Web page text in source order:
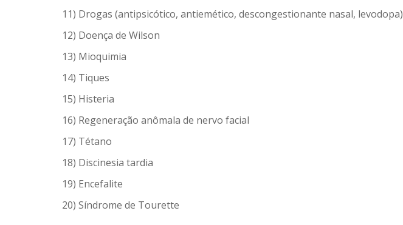
11) Drogas (antipsicótico, antiemético, descongestionante nasal, levodopa)
12) Doença de Wilson
13) Mioquimia
14) Tiques
15) Histeria
16) Regeneração anômala de nervo facial
17) Tétano
18) Discinesia tardia
19) Encefalite
20) Síndrome de Tourette